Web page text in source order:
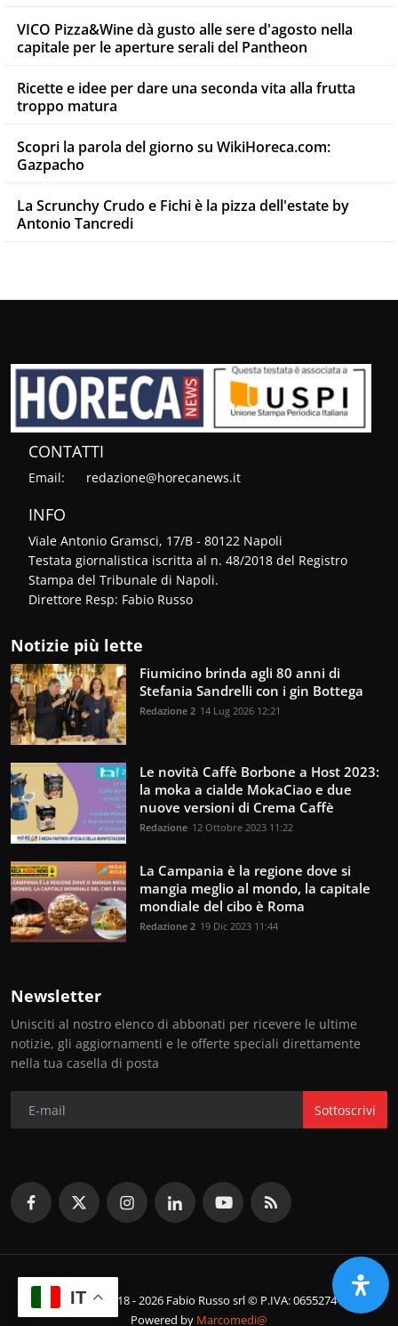
VICO Pizza&Wine dà gusto alle sere d'agosto nella
capitale per le aperture serali del Pantheon
Ricette e idee per dare una seconda vita alla frutta
troppo matura
Scopri la parola del giorno su WikiHoreca.com:
Gazpacho
La Scrunchy Crudo e Fichi è la pizza dell'estate by
Antonio Tancredi
CONTATTI
Email: redazione@horecanews.it
INFO
Viale Antonio Gramsci, 17/B - 80122 Napoli
Testata giornalistica iscritta al n. 48/2018 del Registro
Stampa del Tribunale di Napoli.
Direttore Resp: Fabio Russo
Notizie più lette
Fiumicino brinda agli 80 anni di
Stefania Sandrelli con i gin Bottega
Redazione 2 14 Lug 2026 12:21
Le novità Caffè Borbone a Host 2023:
la moka a cialde MokaCiao e due
nuove versioni di Crema Caffè
Redazione 12 Ottobre 2023 11:22
La Campania è la regione dove si
mangia meglio al mondo, la capitale
mondiale del cibo è Roma
Redazione 2 19 Dic 2023 11:44
Newsletter
Unisciti al nostro elenco di abbonati per ricevere le ultime
notizie, gli aggiornamenti e le offerte speciali direttamente
nella tua casella di posta
Sottoscrivi
© Copyright 2018 - 2026 Fabio Russo srl © P.IVA: 06552741214
Powered by Marcomedi@
IT